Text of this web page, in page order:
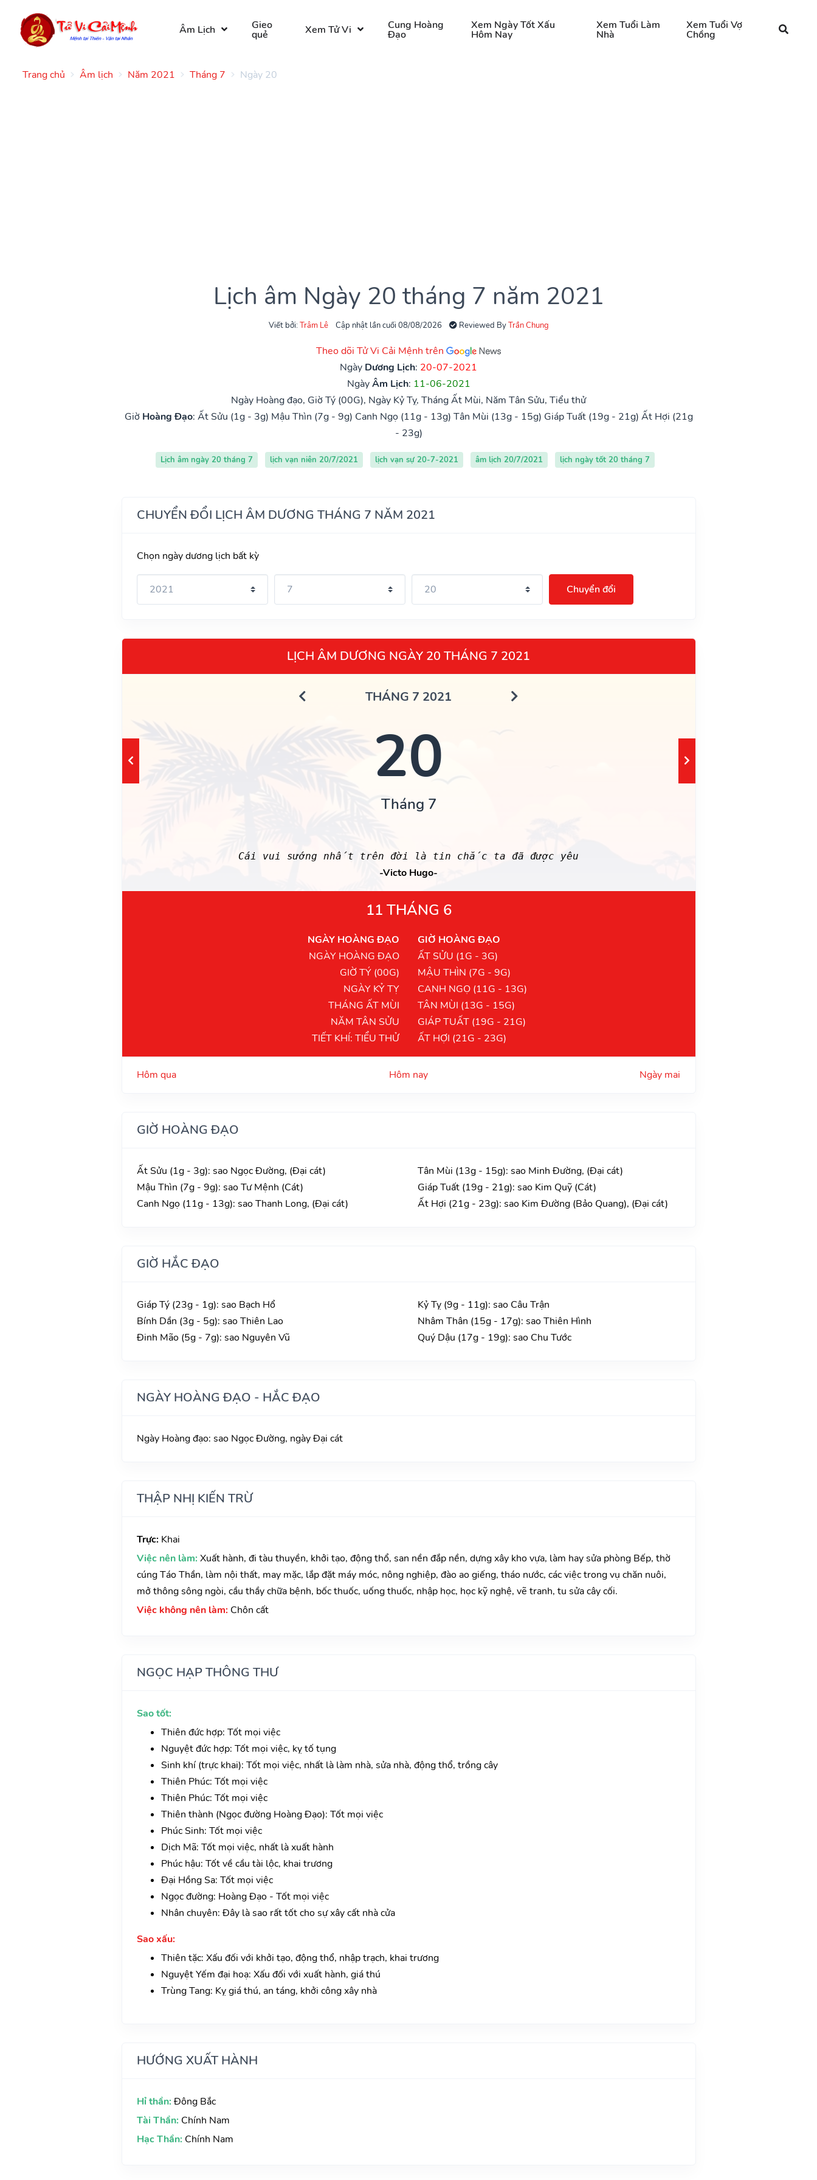
Âm Lịch Gieo
quẻ Xem Tử Vi Cung Hoàng
Đạo
Xem Ngày Tốt Xấu
Hôm Nay
Xem Tuổi Làm
Nhà
Xem Tuổi Vợ
Chồng
Trang chủ Âm lịch Năm 2021 Tháng 7 Ngày 20
Lịch âm Ngày 20 tháng 7 năm 2021
Viết bởi: Trâm Lê Cập nhật lần cuối 08/08/2026 Reviewed ByTrần Chung
Theo dõi Tử Vi Cải Mệnh trên
Ngày Dương Lịch: 20-07-2021
NgàyÂm Lịch: 11-06-2021
Ngày Hoàng đạo, Giờ Tý (00G), Ngày Kỷ Tỵ, Tháng Ất Mùi, Năm Tân Sửu, Tiểu thử
Giờ Hoàng Đạo: Ất Sửu (1g - 3g) Mậu Thìn (7g - 9g) Canh Ngọ (11g - 13g) Tân Mùi (13g - 15g) Giáp Tuất (19g - 21g) Ất Hợi (21g
- 23g)
Lịch âm ngày 20 tháng 7 lịch vạn niên 20/7/2021 lịch vạn sự 20-7-2021 âm lịch 20/7/2021 lịch ngày tốt 20 tháng 7
CHUYỂN ĐỔI LỊCH ÂM DƯƠNG THÁNG 7 NĂM 2021
Chọn ngày dương lịch bất kỳ
Chuyển đổi
LỊCH ÂM DƯƠNG NGÀY 20 THÁNG 7 2021
THÁNG 7 2021
20
Tháng 7
Cái vui sướng nhất trên đời là tin chắc ta đã được yêu
-Victo Hugo-
11 THÁNG 6
NGÀY HOÀNG ĐẠO
NGÀY HOÀNG ĐẠO
GIỜ TÝ (00G)
NGÀY KỶ TỴ
THÁNG ẤT MÙI
NĂM TÂN SỬU
TIẾT KHÍ: TIỂU THỬ
GIỜ HOÀNG ĐẠO
ẤT SỬU (1G - 3G)
MẬU THÌN (7G - 9G)
CANH NGỌ (11G - 13G)
TÂN MÙI (13G - 15G)
GIÁP TUẤT (19G - 21G)
ẤT HỢI (21G - 23G)
Hôm qua Hôm nay Ngày mai
GIỜ HOÀNG ĐẠO
Ất Sửu (1g - 3g): sao Ngọc Đường, (Đại cát)
Mậu Thìn (7g - 9g): sao Tư Mệnh (Cát)
Canh Ngọ (11g - 13g): sao Thanh Long, (Đại cát)
Tân Mùi (13g - 15g): sao Minh Đường, (Đại cát)
Giáp Tuất (19g - 21g): sao Kim Quỹ (Cát)
Ất Hợi (21g - 23g): sao Kim Đường (Bảo Quang), (Đại cát)
GIỜ HẮC ĐẠO
Giáp Tý (23g - 1g): sao Bạch Hổ
Bính Dần (3g - 5g): sao Thiên Lao
Đinh Mão (5g - 7g): sao Nguyên Vũ
Kỷ Tỵ (9g - 11g): sao Câu Trận
Nhâm Thân (15g - 17g): sao Thiên Hình
Quý Dậu (17g - 19g): sao Chu Tước
NGÀY HOÀNG ĐẠO - HẮC ĐẠO
Ngày Hoàng đạo: sao Ngọc Đường, ngày Đại cát
THẬP NHỊ KIẾN TRỪ
Trực: Khai
Việc nên làm: Xuất hành, đi tàu thuyền, khởi tạo, động thổ, san nền đắp nền, dựng xây kho vựa, làm hay sửa phòng Bếp, thờ
cúng Táo Thần, làm nội thất, may mặc, lắp đặt máy móc, nông nghiệp, đào ao giếng, tháo nước, các việc trong vụ chăn nuôi,
mở thông sông ngòi, cầu thầy chữa bệnh, bốc thuốc, uống thuốc, nhập học, học kỹ nghệ, vẽ tranh, tu sửa cây cối.
Việc không nên làm: Chôn cất
NGỌC HẠP THÔNG THƯ
Sao tốt:
Thiên đức hợp: Tốt mọi việc
Nguyệt đức hợp: Tốt mọi việc, kỵ tố tụng
Sinh khí (trực khai): Tốt mọi việc, nhất là làm nhà, sửa nhà, động thổ, trồng cây
Thiên Phúc: Tốt mọi việc
Thiên Phúc: Tốt mọi việc
Thiên thành (Ngọc đường Hoàng Đạo): Tốt mọi việc
Phúc Sinh: Tốt mọi việc
Dịch Mã: Tốt mọi việc, nhất là xuất hành
Phúc hậu: Tốt về cầu tài lộc, khai trương
Đại Hồng Sa: Tốt mọi việc
Ngọc đường: Hoàng Đạo - Tốt mọi việc
Nhân chuyên: Đây là sao rất tốt cho sự xây cất nhà cửa
Sao xấu:
Thiên tặc: Xấu đối với khởi tạo, động thổ, nhập trạch, khai trương
Nguyệt Yếm đại hoạ: Xấu đối với xuất hành, giá thú
Trùng Tang: Kỵ giá thú, an táng, khởi công xây nhà
HƯỚNG XUẤT HÀNH
Hỉ thần: Đông Bắc
Tài Thần: Chính Nam
Hạc Thần: Chính Nam